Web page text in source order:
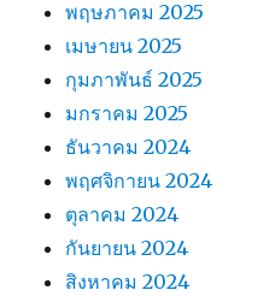
พฤษภาคม 2025
เมษายน 2025
กุมภาพันธ์ 2025
มกราคม 2025
ธันวาคม 2024
พฤศจิกายน 2024
ตุลาคม 2024
กันยายน 2024
สิงหาคม 2024